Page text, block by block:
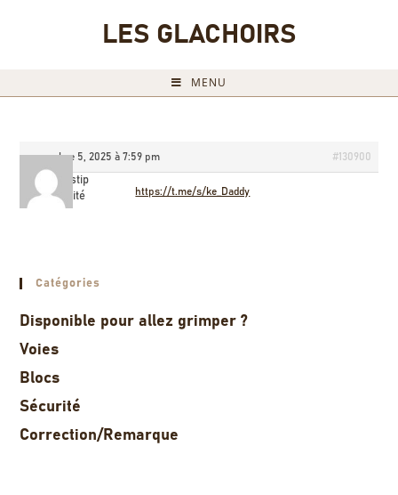
LES GLACHOIRS
MENU
novembre 5, 2025 à 7:59 pm #130900
Jamestip
Invité
https://t.me/s/ke_Daddy
Catégories
Disponible pour allez grimper ?
Voies
Blocs
Sécurité
Correction/Remarque